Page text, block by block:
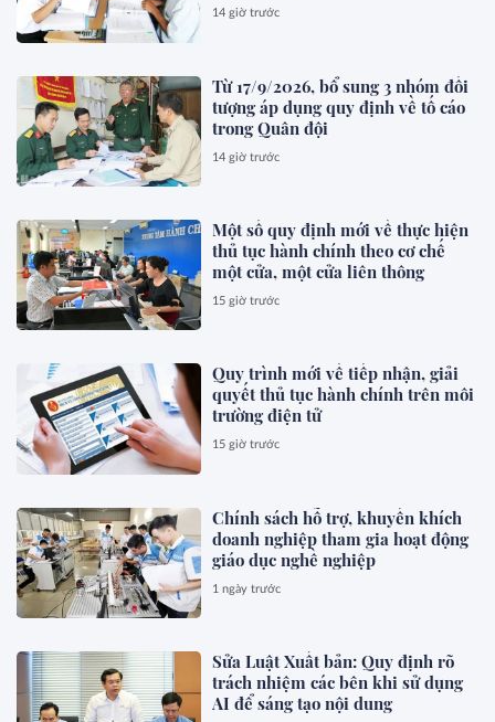
14 giờ trước
Từ 17/9/2026, bổ sung 3 nhóm đối
tượng áp dụng quy định về tố cáo
trong Quân đội
14 giờ trước
Một số quy định mới về thực hiện
thủ tục hành chính theo cơ chế
một cửa, một cửa liên thông
15 giờ trước
Quy trình mới về tiếp nhận, giải
quyết thủ tục hành chính trên môi
trường điện tử
15 giờ trước
Chính sách hỗ trợ, khuyến khích
doanh nghiệp tham gia hoạt động
giáo dục nghề nghiệp
1 ngày trước
Sửa Luật Xuất bản: Quy định rõ
trách nhiệm các bên khi sử dụng
AI để sáng tạo nội dung